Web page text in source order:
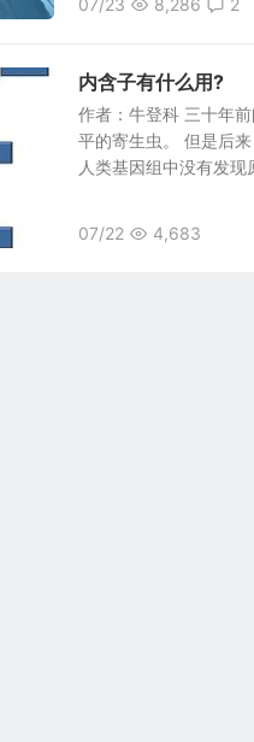
07/23 8,286 2
内含子有什么用?
作者：牛登科 三十年
平的寄生虫。 但是后
人类基因组中没有发现
07/22 4,683